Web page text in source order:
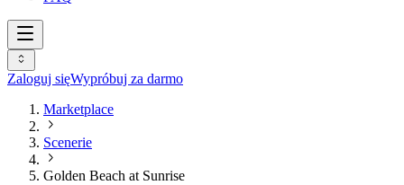
Zaloguj sięWypróbuj za darmo
Marketplace
Scenerie
Golden Beach at Sunrise